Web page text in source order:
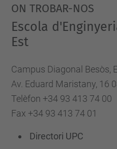
ON TROBAR-NOS
Escola
Est
Campus Diagonal Besòs,
Av. Eduard Maristany, 16
Telèfon +34 93 413 74 00
Fax +34 93 413 74 01
Directori UPC